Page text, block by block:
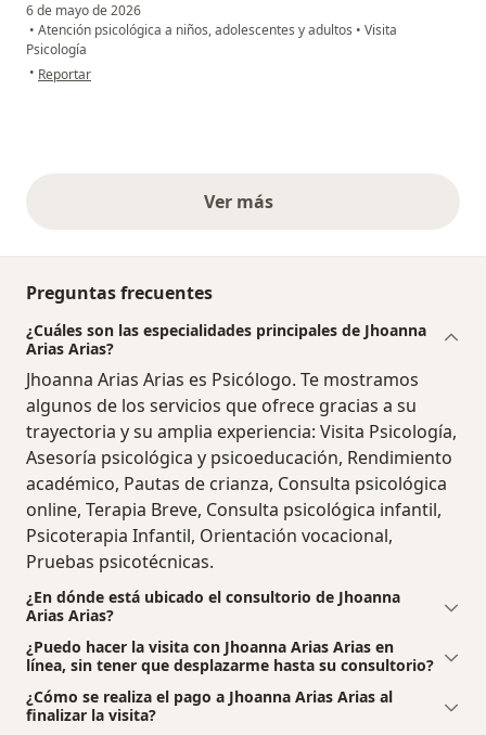
6 de mayo de 2026
• Atención psicológica a niños, adolescentes y adultos • Visita
Psicología
• en opinión del usuario RAV
Reportar
Ver másopiniones anteriores
Preguntas frecuentes
¿Cuáles son las especialidades principales de Jhoanna
Arias Arias?
Jhoanna Arias Arias es Psicólogo. Te mostramos
algunos de los servicios que ofrece gracias a su
trayectoria y su amplia experiencia: Visita Psicología,
Asesoría psicológica y psicoeducación, Rendimiento
académico, Pautas de crianza, Consulta psicológica
online, Terapia Breve, Consulta psicológica infantil,
Psicoterapia Infantil, Orientación vocacional,
Pruebas psicotécnicas.
¿En dónde está ubicado el consultorio de Jhoanna
Arias Arias?
¿Puedo hacer la visita con Jhoanna Arias Arias en
línea, sin tener que desplazarme hasta su consultorio?
¿Cómo se realiza el pago a Jhoanna Arias Arias al
finalizar la visita?